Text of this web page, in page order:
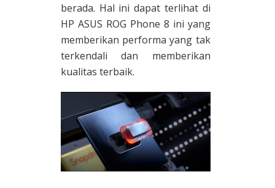
berada. Hal ini dapat terlihat di
HP ASUS ROG Phone 8 ini yang
memberikan performa yang tak
terkendali dan memberikan
kualitas terbaik.